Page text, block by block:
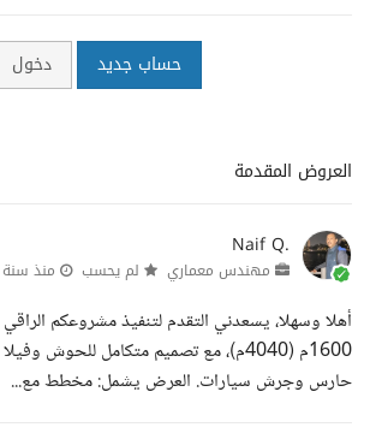
حساب جديد دخول
العروض المقدمة
Naif Q.
مهندس معماري لم يحسب منذ سنة
أهلا وسهلا، يسعدني التقدم لتنفيذ مشروعكم
1600م (4040م)، مع تصميم متكامل للحوش
حارس وجرش سيارات. العرض يشمل: مخطط مع...